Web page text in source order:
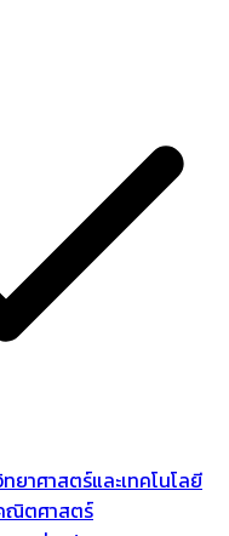
ยาศาสตร์และเทคโนโลยี
ณิตศาสตร์